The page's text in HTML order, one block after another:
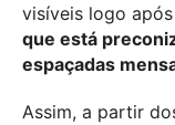
visíveis logo
que está
espaçadas
Assim, a partir